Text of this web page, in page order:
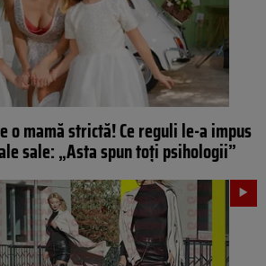
o mamă strictă! Ce reguli le-a impus
sale: „Asta spun toți psihologii”